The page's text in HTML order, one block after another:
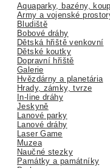
Aquaparky, bazény,
Army a vojenské
Bludiště
Bobové dráhy
Dětská hřiště venkovní
Dětské koutky
Dopravní hřiště
Galerie
Hvězdárny a planetária
Hrady, zámky, tvrze
In-line dráhy
Jeskyně
Lanové parky
Lanové dráhy
Laser Game
Muzea
Naučné stezky
Památky a památníky